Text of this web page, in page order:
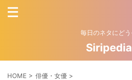
毎日のネタにど
Siripedia
HOME > 俳優・女優 >